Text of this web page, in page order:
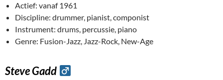
Actief: vanaf 1961
Discipline: drummer, pianist, componist
Instrument: drums, percussie, piano
Genre: Fusion-Jazz, Jazz-Rock, New-Age
Steve Gadd